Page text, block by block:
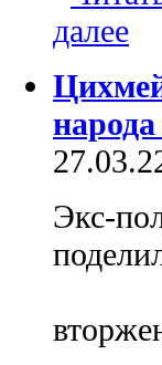
народа
Экс-